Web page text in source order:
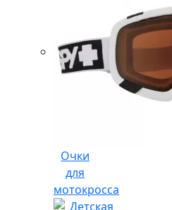
Очки
для
мотокросса